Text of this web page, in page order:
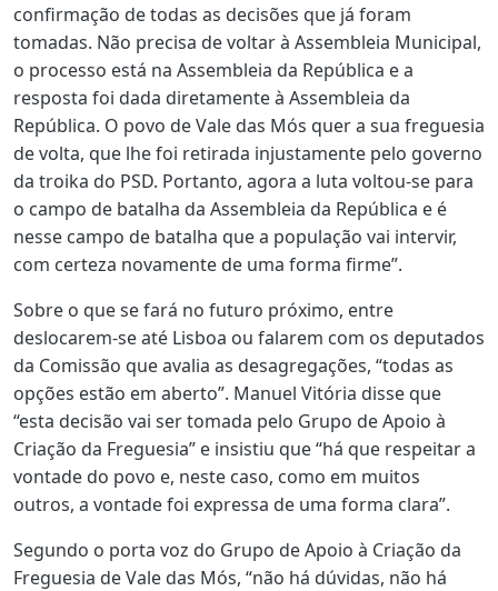
confirmação de todas as decisões que já foram
tomadas. Não precisa de voltar à Assembleia Municipal,
o processo está na Assembleia da República e a
resposta foi dada diretamente à Assembleia da
República. O povo de Vale das Mós quer a sua freguesia
de volta, que lhe foi retirada injustamente pelo governo
da troika do PSD. Portanto, agora a luta voltou-se para
o campo de batalha da Assembleia da República e é
nesse campo de batalha que a população vai intervir,
com certeza novamente de uma forma firme”.
Sobre o que se fará no futuro próximo, entre
deslocarem-se até Lisboa ou falarem com os deputados
da Comissão que avalia as desagregações, “todas as
opções estão em aberto”. Manuel Vitória disse que
“esta decisão vai ser tomada pelo Grupo de Apoio à
Criação da Freguesia” e insistiu que “há que respeitar a
vontade do povo e, neste caso, como em muitos
outros, a vontade foi expressa de uma forma clara”.
Segundo o porta voz do Grupo de Apoio à Criação da
Freguesia de Vale das Mós, “não há dúvidas, não há